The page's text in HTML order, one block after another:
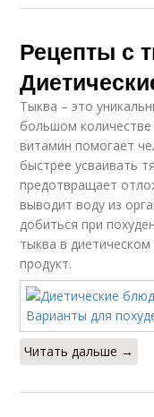
Рецепты с
Тыква – это
большом
витамин помогает
быстрее усваивать
предотвращает
выводит воду из
добиться при
тыква в
продукт.
Читать дальше →